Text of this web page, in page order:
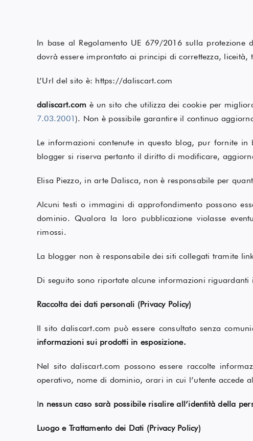
In base al Regolamento UE 679/2016 sulla
dovrà essere improntato ai principi di correttezza, liceità,
L’Url del sito è: https://daliscart.com
daliscart.com è un sito che utilizza dei cookie per
7.03.2001). Non è possibile garantire il continuo
Le informazioni contenute in questo blog, pur fornite in
blogger si riserva pertanto il diritto di modificare,
Elisa Piezzo, in arte Dalisca, non è responsabile per
Alcuni testi o immagini di approfondimento possono
dominio. Qualora la loro pubblicazione violasse
rimossi.
La blogger non è responsabile dei siti collegati tramite
Di seguito sono riportate alcune informazioni
Raccolta dei dati personali (Privacy Policy)
Il sito daliscart.com può essere consultato senza
informazioni sui prodotti in esposizione.
Nel sito daliscart.com possono essere raccolte
operativo, nome di dominio, orari in cui l’utente accede
In nessun caso sarà possibile risalire all’identità della
Luogo e Trattamento dei Dati (Privacy Policy)